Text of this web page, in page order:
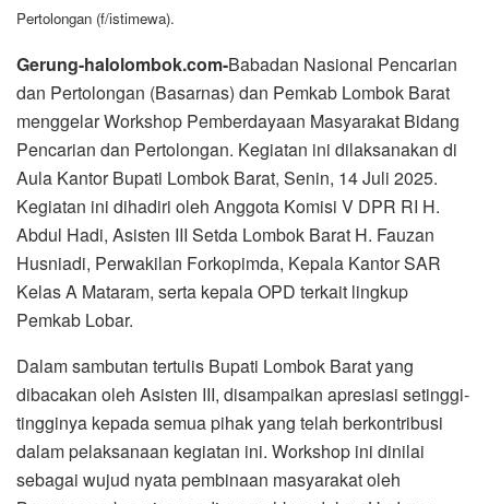
Pertolongan (f/istimewa).
Gerung-halolombok.com-Babadan Nasional Pencarian
dan Pertolongan (Basarnas) dan Pemkab Lombok Barat
menggelar Workshop Pemberdayaan Masyarakat Bidang
Pencarian dan Pertolongan. Kegiatan ini dilaksanakan di
Aula Kantor Bupati Lombok Barat, Senin, 14 Juli 2025.
Kegiatan ini dihadiri oleh Anggota Komisi V DPR RI H.
Abdul Hadi, Asisten III Setda Lombok Barat H. Fauzan
Husniadi, Perwakilan Forkopimda, Kepala Kantor SAR
Kelas A Mataram, serta kepala OPD terkait lingkup
Pemkab Lobar.
Dalam sambutan tertulis Bupati Lombok Barat yang
dibacakan oleh Asisten III, disampaikan apresiasi setinggi-
tingginya kepada semua pihak yang telah berkontribusi
dalam pelaksanaan kegiatan ini. Workshop ini dinilai
sebagai wujud nyata pembinaan masyarakat oleh